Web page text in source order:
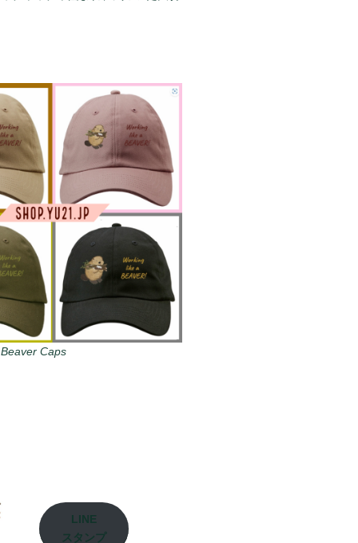
Caps
LINE
スタンプ